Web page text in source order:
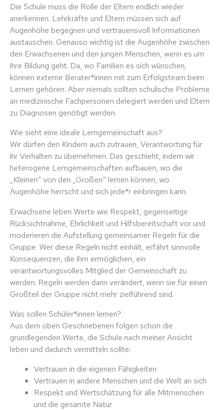
Die Schule muss die Rolle der Eltern endlich wieder
anerkennen. Lehrkräfte und Eltern müssen sich auf
Augenhöhe begegnen und vertrauensvoll Informationen
austauschen. Genauso wichtig ist die Augenhöhe zwischen
den Erwachsenen und den jungen Menschen, wenn es um
ihre Bildung geht. Da, wo Familien es sich wünschen,
können externe Berater*innen mit zum Erfolgsteam beim
Lernen gehören. Aber niemals sollten schulische Probleme
an medizinische Fachpersonen delegiert werden und Eltern
zu Diagnosen genötigt werden.
Wie sieht eine ideale Lerngemeinschaft aus?
Wir dürfen den Kindern auch zutrauen, Verantwortung für
ihr Verhalten zu übernehmen. Das geschieht, indem wir
heterogene Lerngemeinschaften aufbauen, wo die
„Kleinen“ von den „Großen“ lernen können, wo
Augenhöhe herrscht und sich jede*r einbringen kann.
Erwachsene leben Werte wie Respekt, gegenseitige
Rücksichtnahme, Ehrlichkeit und Hilfsbereitschaft vor und
moderieren die Aufstellung gemeinsamer Regeln für die
Gruppe. Wer diese Regeln nicht einhält, erfährt sinnvolle
Konsequenzen, die ihm ermöglichen, ein
verantwortungsvolles Mitglied der Gemeinschaft zu
werden. Regeln werden dann verändert, wenn sie für einen
Großteil der Gruppe nicht mehr zielführend sind.
Was sollen Schüler*innen lernen?
Aus dem oben Geschriebenen folgen schon die
grundlegenden Werte, die Schule nach meiner Ansicht
leben und dadurch vermitteln sollte:
Vertrauen in die eigenen Fähigkeiten
Vertrauen in andere Menschen und die Welt an sich
Respekt und Wertschätzung für alle Mitmenschen
und die gesamte Natur